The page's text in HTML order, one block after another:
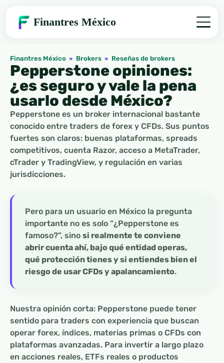
Finantres México
Finantres México » Brokers » Reseñas de brokers
Pepperstone opiniones:
¿es seguro y vale la pena
usarlo desde México?
Pepperstone es un broker internacional bastante
conocido entre traders de forex y CFDs. Sus puntos
fuertes son claros: buenas plataformas, spreads
competitivos, cuenta Razor, acceso a MetaTrader,
cTrader y TradingView, y regulación en varias
jurisdicciones.
Pero para un usuario en México la pregunta
importante no es solo “¿Pepperstone es
famoso?”, sino si realmente te conviene
abrir cuenta ahí, bajo qué entidad operas,
qué protección tienes y si entiendes bien el
riesgo de usar CFDs y apalancamiento.
Nuestra opinión corta: Pepperstone puede tener
sentido para traders con experiencia que buscan
operar forex, índices, materias primas o CFDs con
plataformas avanzadas. Para invertir a largo plazo
en acciones reales, ETFs reales o productos